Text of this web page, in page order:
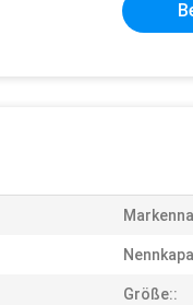
Größe::